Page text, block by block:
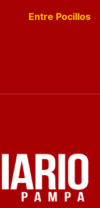
Entre Pocillos